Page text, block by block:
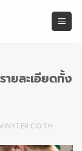
ายละเอียดทั้ง